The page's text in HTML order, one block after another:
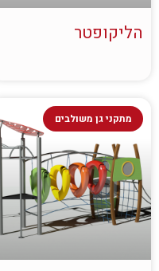
הליקופטר
מתקני גן משולבים